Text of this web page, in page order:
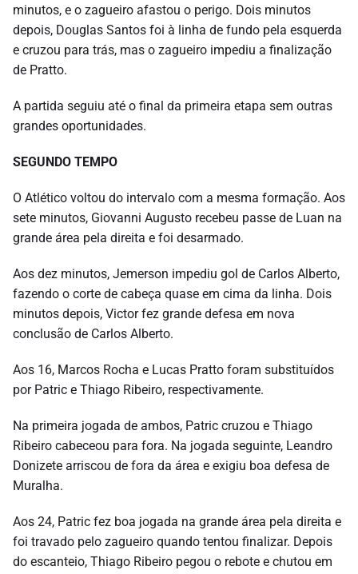
minutos, e o zagueiro afastou o perigo. Dois minutos
depois, Douglas Santos foi à linha de fundo pela esquerda
e cruzou para trás, mas o zagueiro impediu a finalização
de Pratto.
A partida seguiu até o final da primeira etapa sem outras
grandes oportunidades.
SEGUNDO TEMPO
O Atlético voltou do intervalo com a mesma formação. Aos
sete minutos, Giovanni Augusto recebeu passe de Luan na
grande área pela direita e foi desarmado.
Aos dez minutos, Jemerson impediu gol de Carlos Alberto,
fazendo o corte de cabeça quase em cima da linha. Dois
minutos depois, Victor fez grande defesa em nova
conclusão de Carlos Alberto.
Aos 16, Marcos Rocha e Lucas Pratto foram substituídos
por Patric e Thiago Ribeiro, respectivamente.
Na primeira jogada de ambos, Patric cruzou e Thiago
Ribeiro cabeceou para fora. Na jogada seguinte, Leandro
Donizete arriscou de fora da área e exigiu boa defesa de
Muralha.
Aos 24, Patric fez boa jogada na grande área pela direita e
foi travado pelo zagueiro quando tentou finalizar. Depois
do escanteio, Thiago Ribeiro pegou o rebote e chutou em